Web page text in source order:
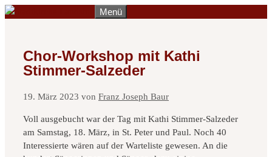
Zum
Menü
Chor-Workshop mit Kathi
Stimmer-Salzeder
19. März 2023 von Franz Joseph Baur
Voll ausgebucht war der Tag mit Kathi Stimmer-Salzeder
am Samstag, 18. März, in St. Peter und Paul. Noch 40
Interessierte wären auf der Warteliste gewesen. An die